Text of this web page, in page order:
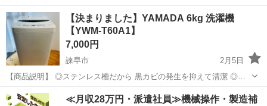
50/60Hz 動作OK 取り扱い説明書付属 容量10kg 洗濯機 ◆メーカー：
シャープ ◆サイズ【素人採寸のため若干の誤差は...
長崎 長崎市 長崎大学駅 生活家電 シャープ
【決まりました】YAMADA 6kg 洗濯機
【YWM-T60A1】
7,000円
諫早市
2月5日
【商品説明】 ◎ステンレス槽だから 黒カビの発生を抑えて清潔 ◎洗
浄液濃度２段階洗いで 繊維の芯から汚れを落とす ◎忙しい朝にも便
利！ 標準コースでも約３４分で洗濯できる ■スペック■ ・型番：YW...
長崎 諫早市 生活家電 YAMADA
≪月収28万円・派遣社員≫機械操作・製造補